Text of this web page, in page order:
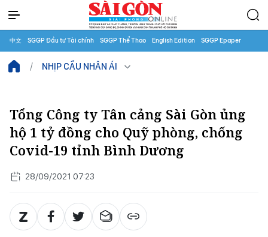
中文 SGGP Đầu tư Tài chính SGGP Thể Thao English Edition SGGP Epaper
NHỊP CẦU NHÂN ÁI
Tổng Công ty Tân cảng Sài Gòn ủng
hộ 1 tỷ đồng cho Quỹ phòng, chống
Covid-19 ​tỉnh Bình Dương
28/09/2021 07:23